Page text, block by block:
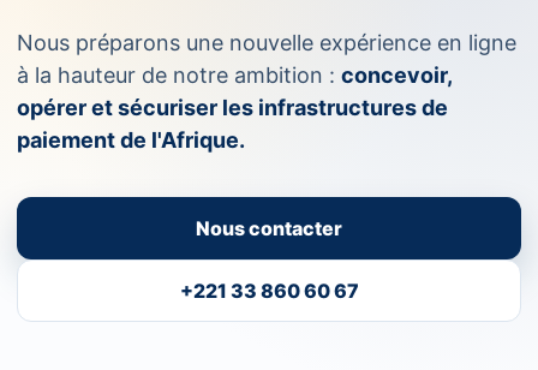
Nous préparons une nouvelle expérience en ligne
à la hauteur de notre ambition : concevoir,
opérer et sécuriser les infrastructures de
paiement de l'Afrique.
Nous contacter
+221 33 860 60 67